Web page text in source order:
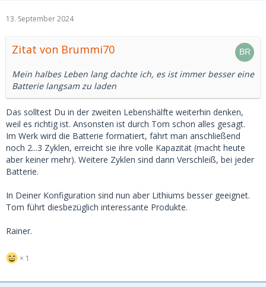
13. September 2024
Zitat von Brummi70
Mein halbes Leben lang dachte ich, es ist immer besser eine
Batterie langsam zu laden
Das solltest Du in der zweiten Lebenshälfte weiterhin denken,
weil es richtig ist. Ansonsten ist durch Tom schon alles gesagt.
Im Werk wird die Batterie formatiert, fährt man anschließend
noch 2...3 Zyklen, erreicht sie ihre volle Kapazität (macht heute
aber keiner mehr). Weitere Zyklen sind dann Verschleiß, bei jeder
Batterie.
In Deiner Konfiguration sind nun aber Lithiums besser geeignet.
Tom führt diesbezüglich interessante Produkte.
Rainer.
1